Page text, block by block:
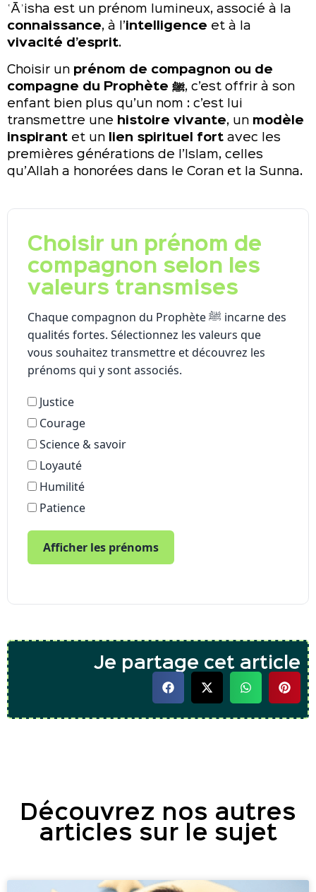
ʿĀʾisha est un prénom lumineux, associé à la
connaissance, à l’intelligence et à la
vivacité d’esprit.
Choisir un prénom de compagnon ou de
compagne du Prophète ﷺ, c’est offrir à son
enfant bien plus qu’un nom : c’est lui
transmettre une histoire vivante, un modèle
inspirant et un lien spirituel fort avec les
premières générations de l’Islam, celles
qu’Allah a honorées dans le Coran et la Sunna.
Choisir un prénom de
compagnon selon les
valeurs transmises
Chaque compagnon du Prophète ﷺ incarne des
qualités fortes. Sélectionnez les valeurs que
vous souhaitez transmettre et découvrez les
prénoms qui y sont associés.
Justice
Courage
Science & savoir
Loyauté
Humilité
Patience
Afficher les prénoms
Je partage cet article
Découvrez nos autres
articles sur le sujet